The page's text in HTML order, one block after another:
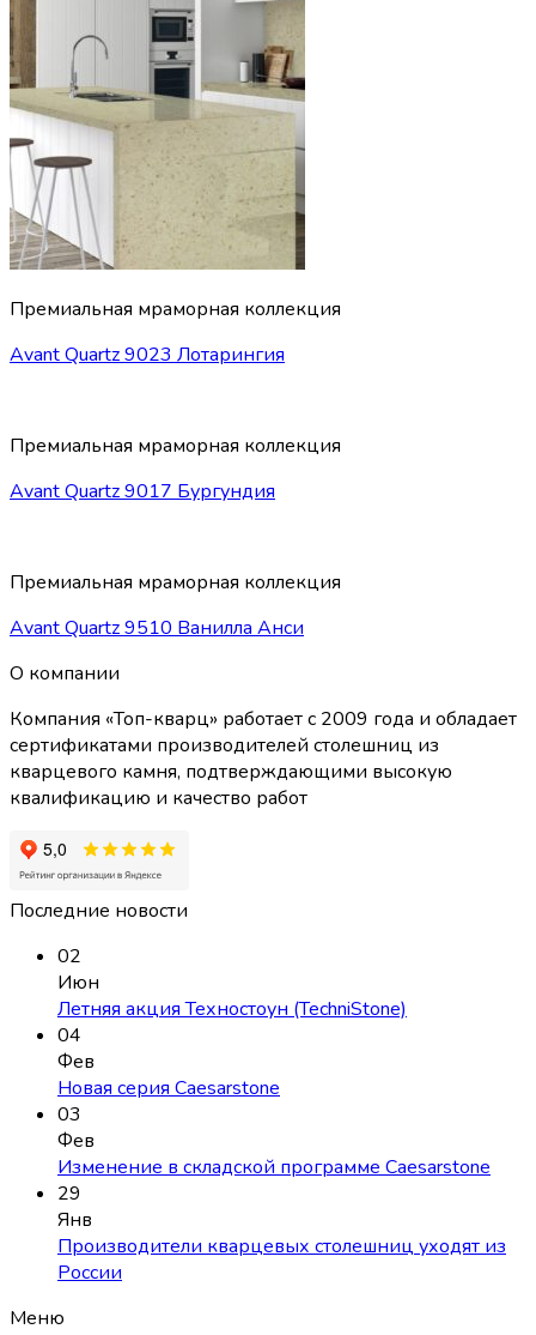
Премиальная мраморная коллекция
Avant Quartz 9023 Лотарингия
Премиальная мраморная коллекция
Avant Quartz 9017 Бургундия
Премиальная мраморная коллекция
Avant Quartz 9510 Ванилла Анси
О компании
Компания «Топ-кварц» работает с 2009 года и обладает
сертификатами производителей столешниц из
кварцевого камня, подтверждающими высокую
квалификацию и качество работ
Последние новости
02
Июн
Летняя акция Техностоун (TechniStone)
04
Фев
Новая серия Caesarstone
03
Фев
Изменение в складской программе Caesarstone
29
Янв
Производители кварцевых столешниц уходят из
России
Меню